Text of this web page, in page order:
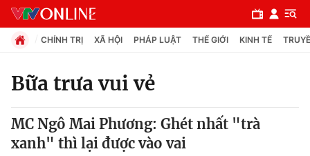
Chuyên mục
Chính trị
CHÍNH TRỊ XÃ HỘI PHÁP LUẬT THẾ GIỚI KINH TẾ
Bữa trưa vui vẻ
MC Ngô Mai Phương: Ghét nhất "trà
xanh" thì lại được vào vai